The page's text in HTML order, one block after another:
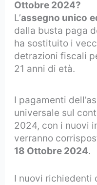
Ottobre 2024?
L’assegno unico
dalla busta paga
ha sostituito i
detrazioni fiscali
21 anni di età.
I pagamenti
universale sul
2024, con i nuovi
verranno
18 Ottobre 2024.
I nuovi richiedenti